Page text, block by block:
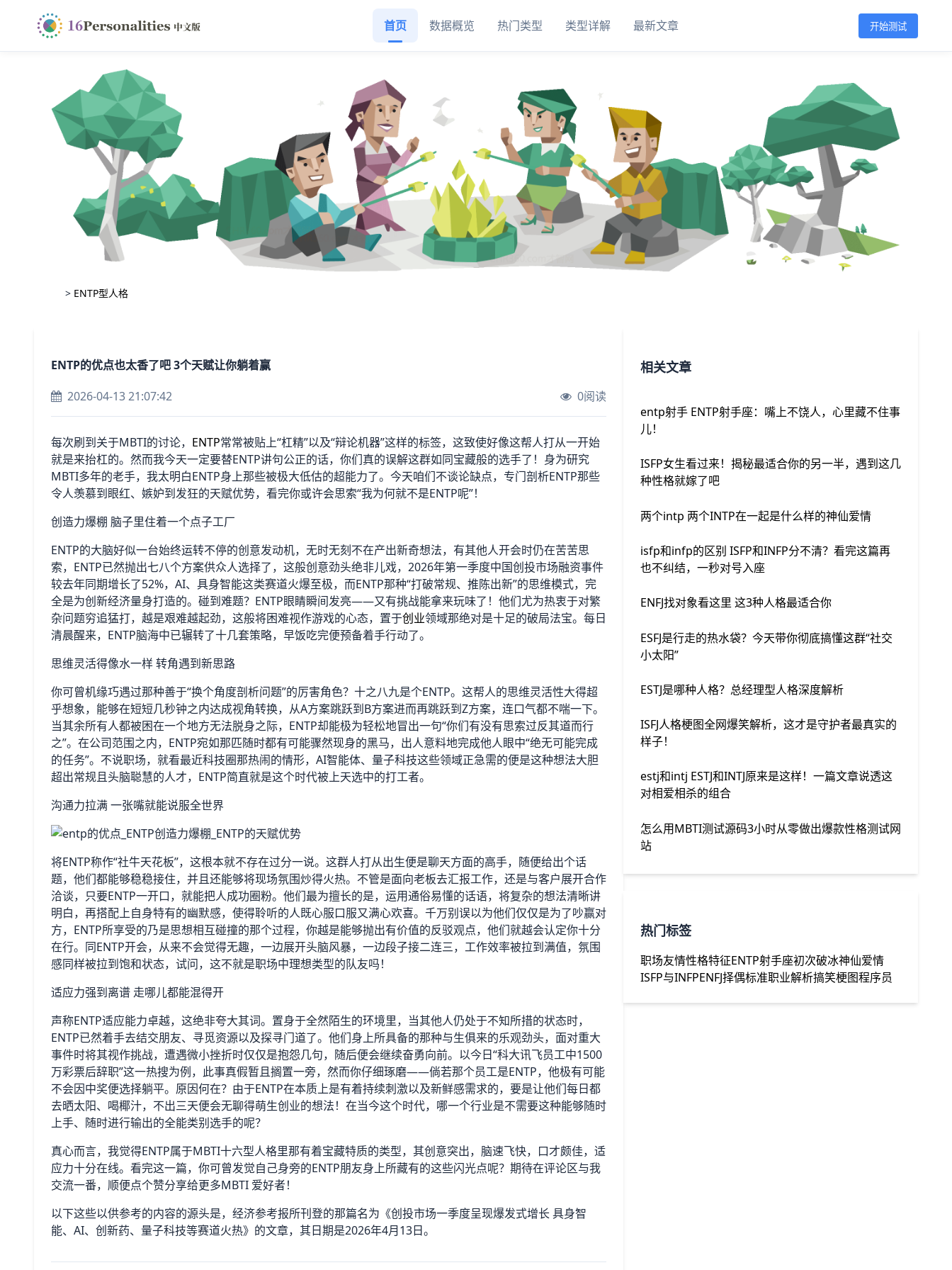
首页 数据概览 热门类型 类型详解 最新文章 开始测试
> ENTP型人格
ENTP的优点也太香了吧 3个天赋让你躺着赢
2026-04-13 21:07:42
0阅读
每次刷到关于MBTI的讨论， ENTP常常被贴上“杠精”以及“辩论机器”这样的标签，这致使好像这帮人打从一开始
就是来抬杠的。然而我今天一定要替ENTP讲句公正的话，你们真的误解这群如同宝藏般的选手了！身为研究
MBTI多年的老手，我太明白ENTP身上那些被极大低估的超能力了。今天咱们不谈论缺点，专门剖析ENTP那些
令人羡慕到眼红、嫉妒到发狂的天赋优势，看完你或许会思索“我为何就不是ENTP呢”！
创造力爆棚 脑子里住着一个点子工厂
ENTP的大脑好似一台始终运转不停的创意发动机，无时无刻不在产出新奇想法，有其他人开会时仍在苦苦思
索，ENTP已然抛出七八个方案供众人选择了，这般创意劲头绝非儿戏，2026年第一季度中国创投市场融资事件
较去年同期增长了52%，AI、具身智能这类赛道火爆至极，而ENTP那种“打破常规、推陈出新”的思维模式，完
全是为创新经济量身打造的。碰到难题？ENTP眼睛瞬间发亮——又有挑战能拿来玩味了！他们尤为热衷于对繁
杂问题穷追猛打，越是艰难越起劲，这般将困难视作游戏的心态，置于创业领域那绝对是十足的破局法宝。每日
清晨醒来，ENTP脑海中已辗转了十几套策略，早饭吃完便预备着手行动了。
思维灵活得像水一样 转角遇到新思路
你可曾机缘巧遇过那种善于“换个角度剖析问题”的厉害角色？十之八九是个ENTP。这帮人的思维灵活性大得超
乎想象，能够在短短几秒钟之内达成视角转换，从A方案跳跃到B方案进而再跳跃到Z方案，连口气都不喘一下。
当其余所有人都被困在一个地方无法脱身之际，ENTP却能极为轻松地冒出一句“你们有没有思索过反其道而行
之”。在公司范围之内，ENTP宛如那匹随时都有可能骤然现身的黑马，出人意料地完成他人眼中“绝无可能完成
的任务”。不说职场，就看最近科技圈那热闹的情形，AI智能体、量子科技这些领域正急需的便是这种想法大胆
超出常规且头脑聪慧的人才，ENTP简直就是这个时代被上天选中的打工者。
沟通力拉满 一张嘴就能说服全世界
将ENTP称作“社牛天花板”，这根本就不存在过分一说。这群人打从出生便是聊天方面的高手，随便给出个话
题，他们都能够稳稳接住，并且还能够将现场氛围炒得火热。不管是面向老板去汇报工作，还是与客户展开合作
洽谈，只要ENTP一开口，就能把人成功圈粉。他们最为擅长的是，运用通俗易懂的话语，将复杂的想法清晰讲
明白，再搭配上自身特有的幽默感，使得聆听的人既心服口服又满心欢喜。千万别误以为他们仅仅是为了吵赢对
方，ENTP所享受的乃是思想相互碰撞的那个过程，你越是能够抛出有价值的反驳观点，他们就越会认定你十分
在行。同ENTP开会，从来不会觉得无趣，一边展开头脑风暴，一边段子接二连三，工作效率被拉到满值，氛围
感同样被拉到饱和状态，试问，这不就是职场中理想类型的队友吗！
适应力强到离谱 走哪儿都能混得开
声称ENTP适应能力卓越，这绝非夸大其词。置身于全然陌生的环境里，当其他人仍处于不知所措的状态时，
ENTP已然着手去结交朋友、寻觅资源以及探寻门道了。他们身上所具备的那种与生俱来的乐观劲头，面对重大
事件时将其视作挑战，遭遇微小挫折时仅仅是抱怨几句，随后便会继续奋勇向前。以今日“科大讯飞员工中1500
万彩票后辞职”这一热搜为例，此事真假暂且搁置一旁，然而你仔细琢磨——倘若那个员工是ENTP，他极有可能
不会因中奖便选择躺平。原因何在？由于ENTP在本质上是有着持续刺激以及新鲜感需求的，要是让他们每日都
去晒太阳、喝椰汁，不出三天便会无聊得萌生创业的想法！在当今这个时代，哪一个行业是不需要这种能够随时
上手、随时进行输出的全能类别选手的呢？
真心而言，我觉得ENTP属于MBTI十六型人格里那有着宝藏特质的类型，其创意突出，脑速飞快，口才颇佳，适
应力十分在线。看完这一篇，你可曾发觉自己身旁的ENTP朋友身上所藏有的这些闪光点呢？期待在评论区与我
交流一番，顺便点个赞分享给更多MBTI 爱好者！
以下这些以供参考的内容的源头是，经济参考报所刊登的那篇名为《创投市场一季度呈现爆发式增长 具身智
能、AI、创新药、量子科技等赛道火热》的文章，其日期是2026年4月13日。
相关文章
entp射手 ENTP射手座：嘴上不饶人，心里藏不住事
儿！
ISFP女生看过来！揭秘最适合你的另一半，遇到这几
种性格就嫁了吧
两个intp 两个INTP在一起是什么样的神仙爱情
isfp和infp的区别 ISFP和INFP分不清？看完这篇再
也不纠结，一秒对号入座
ENFJ找对象看这里 这3种人格最适合你
ESFJ是行走的热水袋？今天带你彻底搞懂这群“社交
小太阳”
ESTJ是哪种人格？总经理型人格深度解析
ISFJ人格梗图全网爆笑解析，这才是守护者最真实的
样子！
estj和intj ESTJ和INTJ原来是这样！一篇文章说透这
对相爱相杀的组合
怎么用MBTI测试源码3小时从零做出爆款性格测试网
站
热门标签
职场友情性格特征ENTP射手座初次破冰神仙爱情
ISFP与INFPENFJ择偶标准职业解析搞笑梗图程序员